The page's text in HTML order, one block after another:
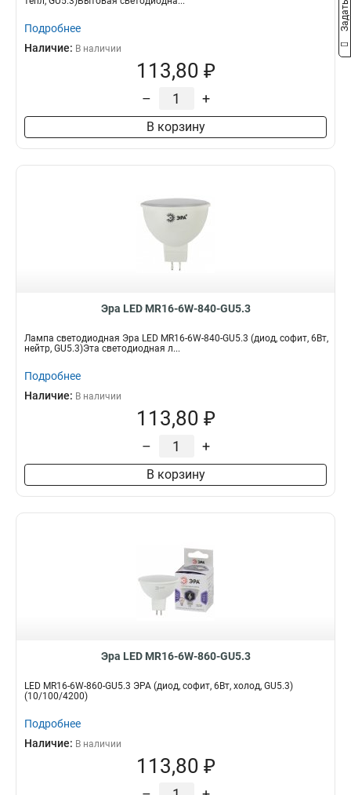
Подробнее
Наличие: В наличии
113,80 ₽
– +
В корзину
Эра LED MR16-6W-840-GU5.3
Лампа светодиодная Эра LED MR16-6W-840-GU5.3 (диод, софит, 6Вт,
нейтр, GU5.3)Эта светодиодная л...
Подробнее
Наличие: В наличии
113,80 ₽
– +
В корзину
Эра LED MR16-6W-860-GU5.3
LED MR16-6W-860-GU5.3 ЭРА (диод, софит, 6Вт, холод, GU5.3)
(10/100/4200)
Подробнее
Наличие: В наличии
113,80 ₽